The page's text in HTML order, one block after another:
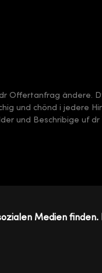
Offertanfrag ändere.
und chönd i jedere
und Beschribige uf
Medien